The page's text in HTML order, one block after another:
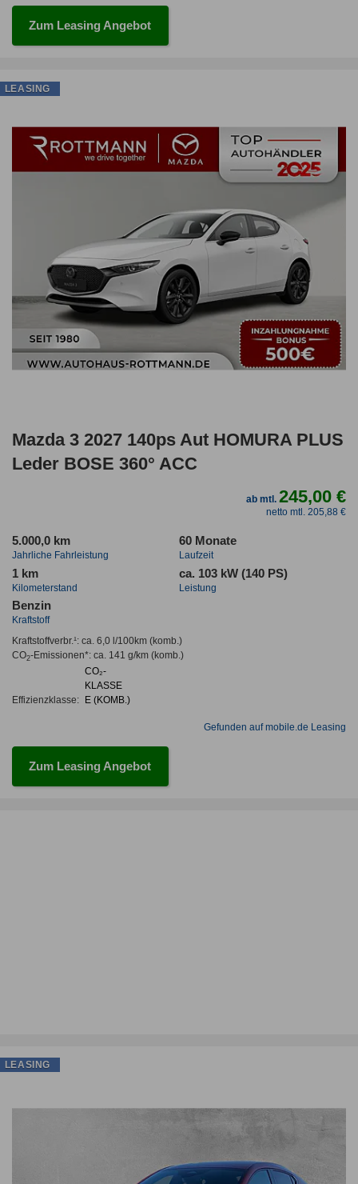
Zum Leasing Angebot
Mazda 3 2027 140ps Aut HOMURA PLUS
Leder BOSE 360° ACC
ab mtl.245,00 €
netto mtl. 205,88 €
5.000,0 km
Jahrliche Fahrleistung
60 Monate
Laufzeit
1 km
Kilometerstand
ca. 103 kW (140 PS)
Leistung
Benzin
Kraftstoff
Kraftstoffverbr.¹: ca. 6,0 l/100km(komb.)
CO2-Emissionen*: ca. 141 g/km(komb.)
Effizienzklasse:
CO₂-
KLASSE
E (KOMB.)
Gefunden auf mobile.de Leasing
Zum Leasing Angebot
LEASING
LEASING